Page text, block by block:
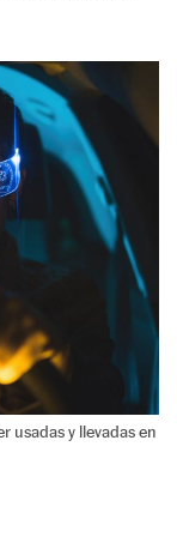
usadas y llevadas en